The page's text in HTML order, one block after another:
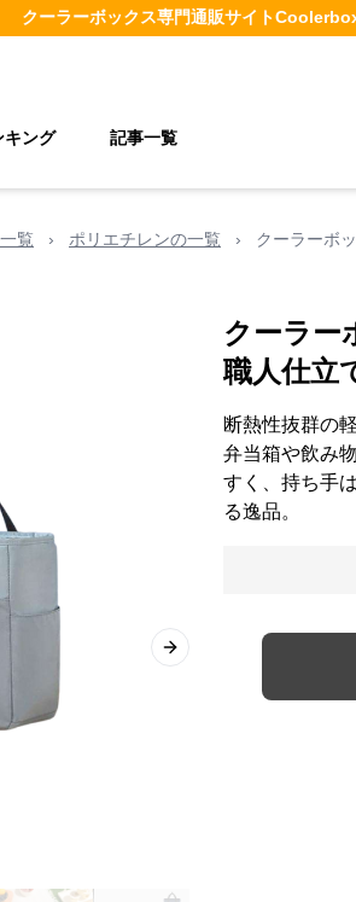
クーラーボックス専門通販サイト
キング 記事一覧
覧 › ポリエチレンの一覧 › クーラーボ
Next slide
クーラー
職人仕立
断熱性抜群の
弁当箱や飲み
すく、持ち手
る逸品。